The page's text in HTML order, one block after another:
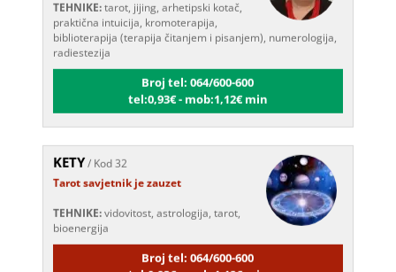
praktična intuicija, kromoterapija,
biblioterapija (terapija čitanjem i pisanjem), numerologija,
radiestezija
Broj tel: 064/600-600
tel:0,93€ - mob:1,12€ min
KETY/ Kod 32
Tarot savjetnik je zauzet
bioenergija
Broj tel: 064/600-600
tel:0,93€ - mob:1,12€ min